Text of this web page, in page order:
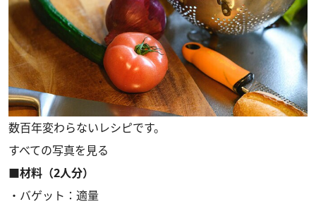
数百年変わらないレシピです。
すべての写真を見る
■材料（2人分）
・バゲット：適量